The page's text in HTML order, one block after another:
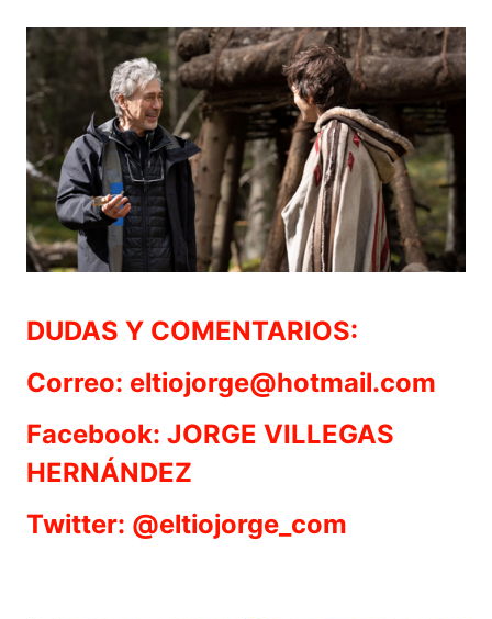
DUDAS Y COMENTARIOS:
Correo: eltiojorge@hotmail.com
Facebook: JORGE VILLEGAS
HERNÁNDEZ
Twitter: @eltiojorge_com